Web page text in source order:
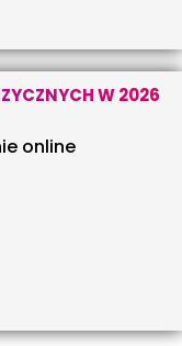
W 2026
online